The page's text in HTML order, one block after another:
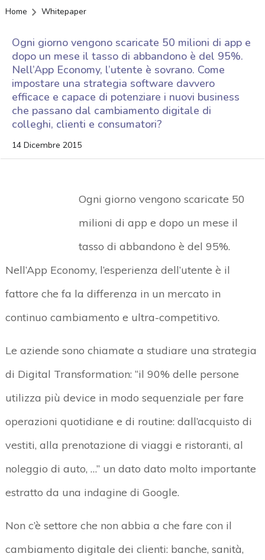
Home Whitepaper
Ogni giorno vengono scaricate 50 milioni di app e
dopo un mese il tasso di abbandono è del 95%.
Nell’App Economy, l’utente è sovrano. Come
impostare una strategia software davvero
efficace e capace di potenziare i nuovi business
che passano dal cambiamento digitale di
colleghi, clienti e consumatori?
14 Dicembre 2015
Ogni giorno vengono scaricate 50
milioni di app e dopo un mese il
tasso di abbandono è del 95%.
Nell’App Economy, l’esperienza dell’utente è il
fattore che fa la differenza in un mercato in
continuo cambiamento e ultra-competitivo.
Le aziende sono chiamate a studiare una strategia
di Digital Transformation: “il 90% delle persone
utilizza più device in modo sequenziale per fare
operazioni quotidiane e di routine: dall’acquisto di
vestiti, alla prenotazione di viaggi e ristoranti, al
noleggio di auto, …” un dato dato molto importante
estratto da una indagine di Google.
Non c’è settore che non abbia a che fare con il
cambiamento digitale dei clienti: banche, sanità,